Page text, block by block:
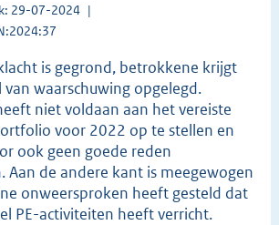
29-07-2024
is gegrond, betrokkene krijgt
van waarschuwing opgelegd.
niet voldaan aan het vereiste
voor 2022 op te stellen en
ook geen goede reden
Aan de andere kant is meegewogen
onweersproken heeft gesteld dat
PE-activiteiten heeft verricht.